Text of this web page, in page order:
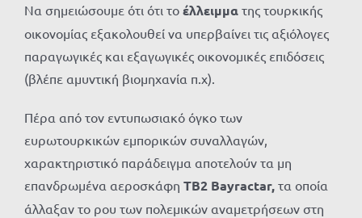
Να σημειώσουμε ότι ότι το έλλειμμα της τουρκικής
οικονομίας εξακολουθεί να υπερβαίνει τις αξιόλογες
παραγωγικές και εξαγωγικές οικονομικές επιδόσεις
(βλέπε αμυντική βιομηχανία π.χ).
Πέρα από τον εντυπωσιακό όγκο των
ευρωτουρκικών εμπορικών συναλλαγών,
χαρακτηριστικό παράδειγμα αποτελούν τα μη
επανδρωμένα αεροσκάφη TB2 Bayractar, τα οποία
άλλαξαν το ρου των πολεμικών αναμετρήσεων στη